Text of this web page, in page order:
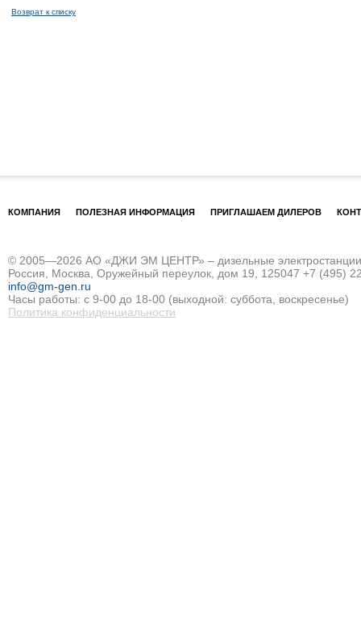
Возврат к списку
КОМПАНИЯ ПОЛЕЗНАЯ ИНФОРМАЦИЯ ПРИГЛАШАЕМ ДИЛЕРОВ
© 2005—2026 АО «ДЖИ ЭМ ЦЕНТР» – дизельные электростанции
Россия, Москва, Оружейный переулок, дом 19, 125047 +7 (495)
info@gm-gen.ru
Часы работы: с 9-00 до 18-00 (выходной: суббота, воскресенье)
Политика конфиденциальности